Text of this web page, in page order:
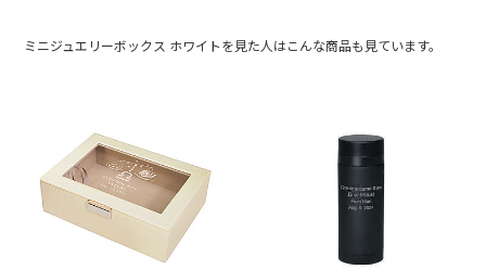
なみにトゥーユーさんの商品を見ていて、どれもワクワクさせら
ミニジュエリーボックス ホワイトを見た人はこんな商品も見ています。